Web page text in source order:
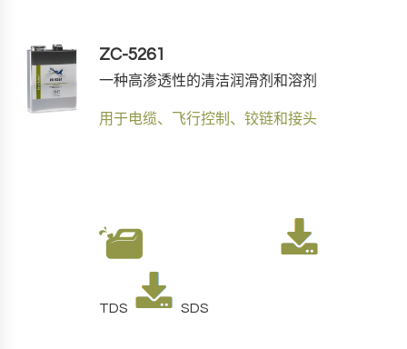
ZC-5261
一种高渗透性的清洁润滑剂和溶剂
用于电缆、飞行控制、铰链和接头
TDS SDS